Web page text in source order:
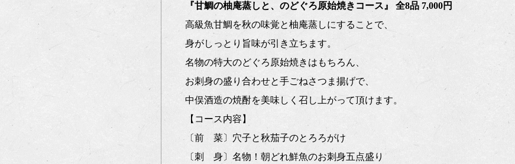
『甘鯛の柚庵蒸しと、のどぐろ原始焼きコース』 全8品 7,000円
高級魚甘鯛を秋の味覚と柚庵蒸しにすることで、
身がしっとり旨味が引き立ちます。
名物の特大のどぐろ原始焼きはもちろん、
お刺身の盛り合わせと手ごねさつま揚げで、
中俣酒造の焼酎を美味しく召し上がって頂けます。
【コース内容】
〔前 菜〕穴子と秋茄子のとろろがけ
〔刺 身〕名物！朝どれ鮮魚のお刺身五点盛り